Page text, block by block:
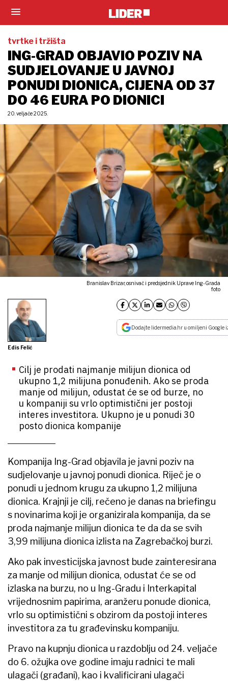
tvrtke i tržišta
ING-GRAD OBJAVIO POZIV NA
SUDJELOVANJE U JAVNOJ
PONUDI DIONICA, CIJENA OD 37
DO 46 EURA PO DIONICI
20. veljače 2025.
Branislav Brizar, osnivač i predsjednik Uprave Ing-Grada
foto
Edis Felić
Dodajte lidermedia.hr u omiljeni Google
Cilj je prodati najmanje milijun dionica od
ukupno 1,2 milijuna ponuđenih. Ako se proda
manje od milijun, odustat će se od burze, no
u kompaniji su vrlo optimistični jer postoji
interes investitora. Ukupno je u ponudi 30
posto dionica kompanije
Kompanija Ing-Grad objavila je javni poziv na
sudjelovanje u javnoj ponudi dionica. Riječ je o
ponudi u jednom krugu za ukupno 1,2 milijuna
dionica. Krajnji je cilj, rečeno je danas na briefingu
s novinarima koji je organizirala kompanija, da se
proda najmanje milijun dionica te da da se svih
3,99 milijuna dionica izlista na Zagrebačkoj burzi.
Ako pak investicijska javnost bude zainteresirana
za manje od milijun dionica, odustat će se od
izlaska na burzu, no u Ing-Gradu i Interkapital
vrijednosnim papirima, aranžeru ponude dionica,
vrlo su optimistični s obzirom da postoji interes
investitora za tu građevinsku kompaniju.
Pravo na kupnju dionica u razdoblju od 24. veljače
do 6. ožujka ove godine imaju radnici te mali
ulagači (građani), kao i kvalificirani ulagači